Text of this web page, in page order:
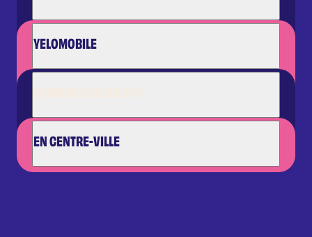
YELOMOBILE
EN CENTRE-VILLE